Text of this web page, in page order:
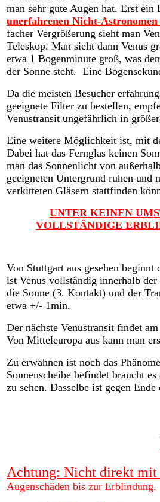
man sehr gute Augen hat. Erst ein
unerfahrenen Nicht-
facher Vergrößerung sieht man
Teleskop. Man sieht dann Venus
etwa 1 Bogenminute groß, was
der Sonne steht. Eine
Da die meisten Besucher
geeignete Filter zu bestellen,
Venustransit ungefährlich in
Eine weitere Möglichkeit ist, mit
Dabei hat das Fernglas keinen
man das Sonnenlicht von
geeigneten Untergrund ruhen und
verkitteten Gläsern stattfinden
UNTER KEINEN
VOLLSTÄNDIGE
Von Stuttgart aus gesehen
ist Venus vollständig innerhalb
die Sonne (3. Kontakt) und der
etwa +/- 1min.
Der nächste Venustransit findet
Von Mitteleuropa aus kann man
Zu erwähnen ist noch das
Sonnenscheibe befindet braucht
zu sehen. Dasselbe ist gegen
Achtung: Nicht direkt mit
Augenschäden bis zur Erblindung.